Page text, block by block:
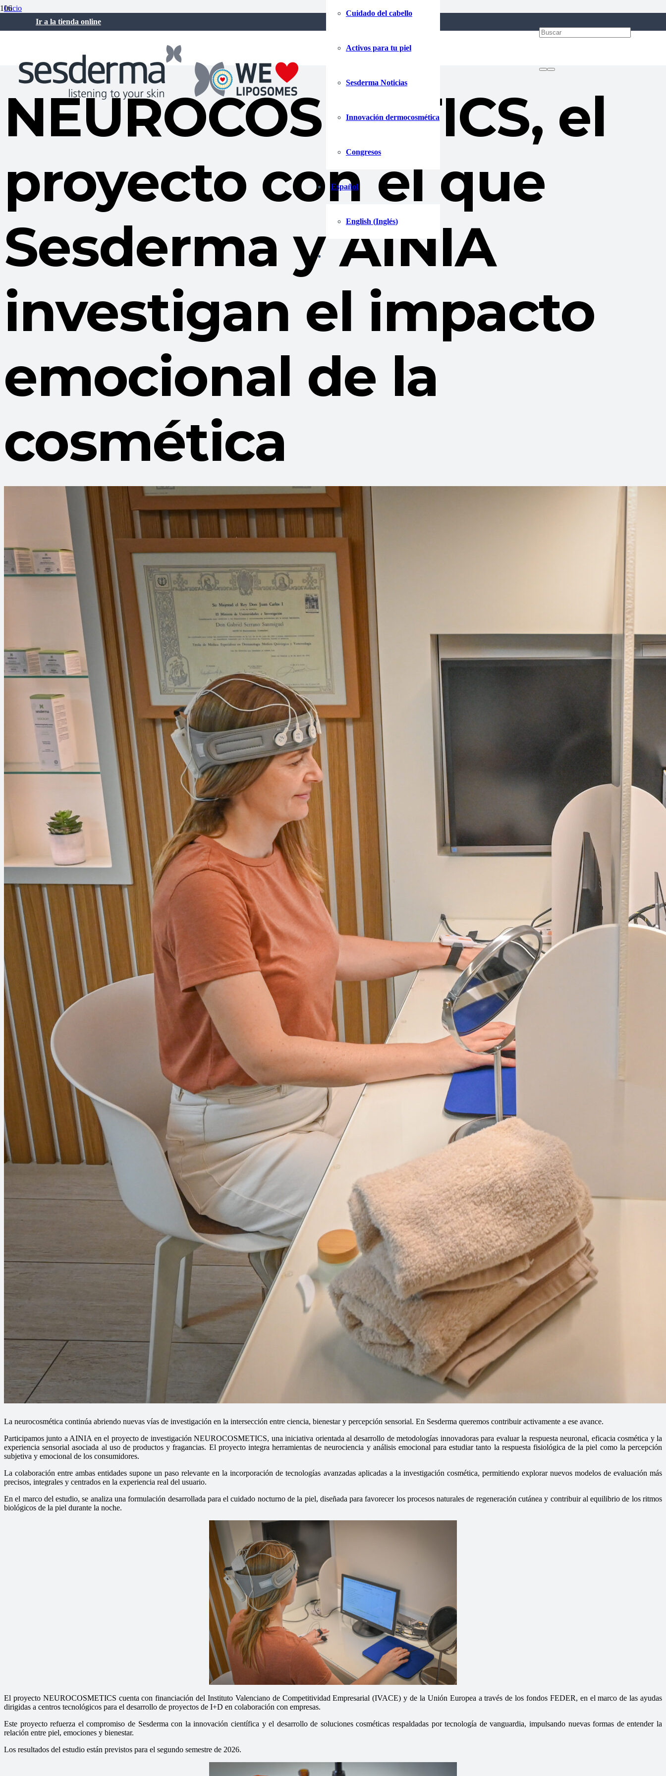
Ir a la tienda online
Cuidado del cabello
Activos para tu piel
Sesderma Noticias
Innovación dermocosmética
Congresos
Español
English (Inglés)
Inicio
Sesderma Noticias
NEUROCOSMETICS, el proyecto con el que Sesderma y AINIA investigan el impacto emocional de la cosmética
NEUROCOSMETICS, el
proyecto con el que
Sesderma y AINIA
investigan el impacto
emocional de la
cosmética
La neurocosmética continúa abriendo nuevas vías de investigación en la intersección entre ciencia, bienestar y percepción sensorial. En Sesderma queremos contribuir activamente a ese avance.
Participamos junto a AINIA en el proyecto de investigación NEUROCOSMETICS, una iniciativa orientada al desarrollo de metodologías innovadoras para evaluar la respuesta neuronal, eficacia cosmética y la
experiencia sensorial asociada al uso de productos y fragancias. El proyecto integra herramientas de neurociencia y análisis emocional para estudiar tanto la respuesta fisiológica de la piel como la percepción
subjetiva y emocional de los consumidores.
La colaboración entre ambas entidades supone un paso relevante en la incorporación de tecnologías avanzadas aplicadas a la investigación cosmética, permitiendo explorar nuevos modelos de evaluación más
precisos, integrales y centrados en la experiencia real del usuario.
En el marco del estudio, se analiza una formulación desarrollada para el cuidado nocturno de la piel, diseñada para favorecer los procesos naturales de regeneración cutánea y contribuir al equilibrio de los ritmos
biológicos de la piel durante la noche.
El proyecto NEUROCOSMETICS cuenta con financiación del Instituto Valenciano de Competitividad Empresarial (IVACE) y de la Unión Europea a través de los fondos FEDER, en el marco de las ayudas
dirigidas a centros tecnológicos para el desarrollo de proyectos de I+D en colaboración con empresas.
Este proyecto refuerza el compromiso de Sesderma con la innovación científica y el desarrollo de soluciones cosméticas respaldadas por tecnología de vanguardia, impulsando nuevas formas de entender la
relación entre piel, emociones y bienestar.
Los resultados del estudio están previstos para el segundo semestre de 2026.